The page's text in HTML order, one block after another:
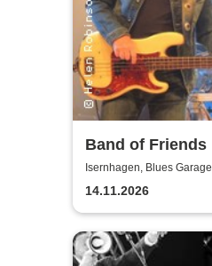
Band of Friends
Isernhagen, Blues Garage
14.11.2026